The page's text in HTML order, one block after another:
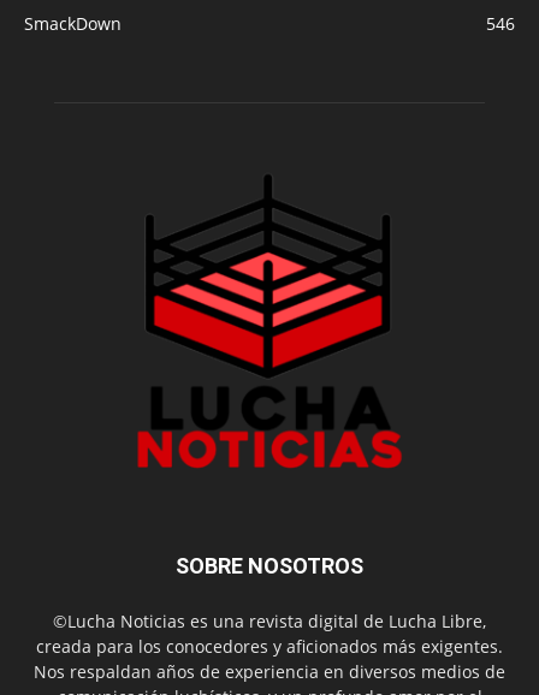
SmackDown
546
SOBRE NOSOTROS
©Lucha Noticias es una revista digital de Lucha Libre,
creada para los conocedores y aficionados más exigentes.
Nos respaldan años de experiencia en diversos medios de